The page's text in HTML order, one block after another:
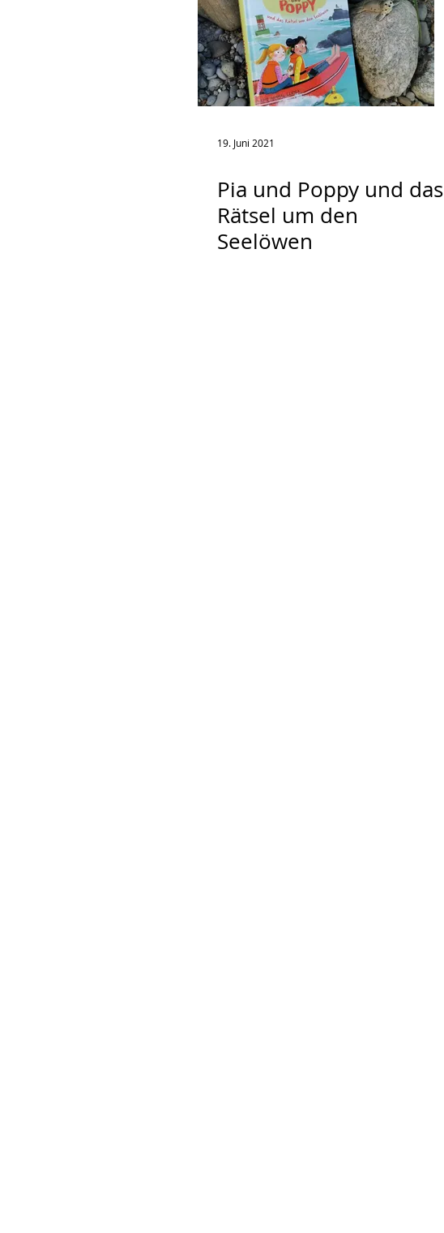
19. Juni 2021
Pia und Poppy und das
Rätsel um den
Seelöwen